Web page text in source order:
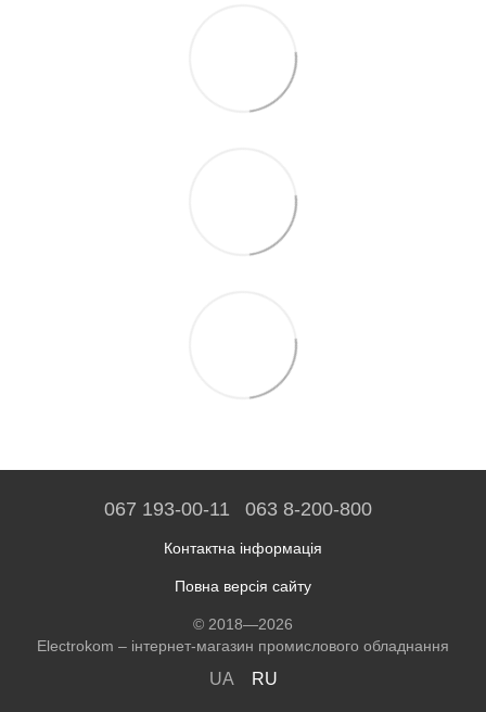
067 193-00-11 063 8-200-800
Контактна інформація
Повна версія сайту
© 2018—2026
Electrokom – інтернет-магазин промислового обладнання
UA RU